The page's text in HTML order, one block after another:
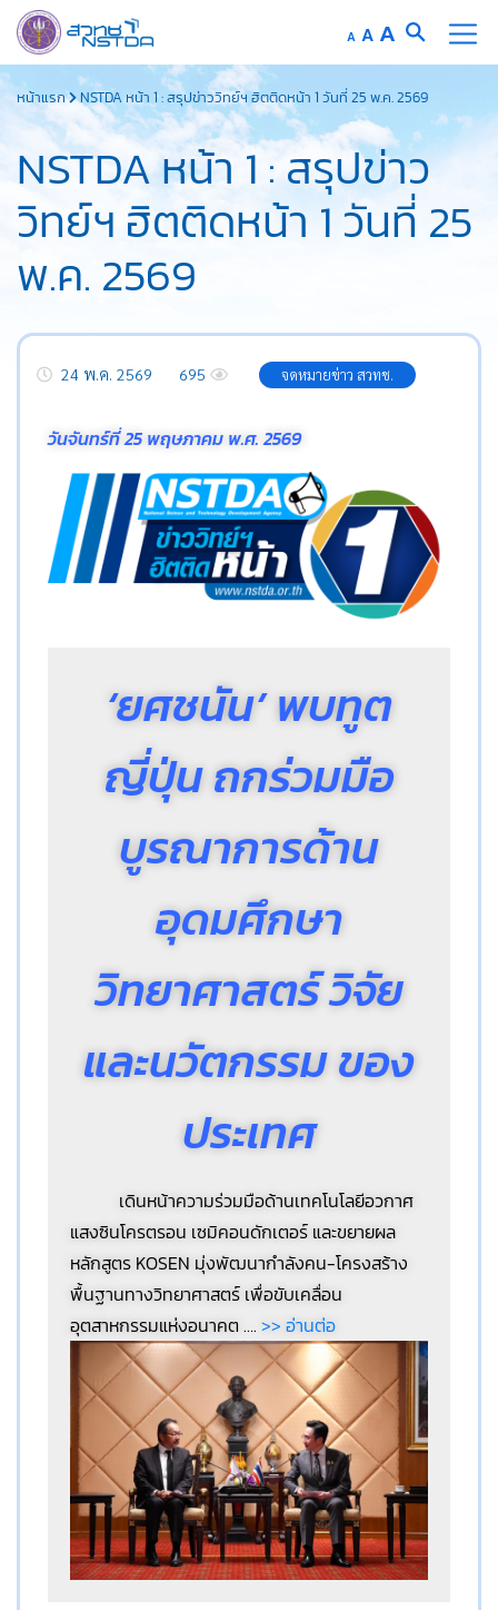
A A A
หน้าแรก NSTDA หน้า 1 : สรุปข่าววิทย์ฯ ฮิตติดหน้า 1 วันที่ 25 พ.ค. 2569
NSTDA หน้า 1 : สรุปข่าว
วิทย์ฯ ฮิตติดหน้า 1 วันที่ 25
พ.ค. 2569
24 พ.ค. 2569 695 จดหมายข่าว สวทช.
วันจันทร์ที่ 25 พฤษภาคม พ.ศ. 2569
‘ยศชนัน’ พบทูต
ญี่ปุ่น ถกร่วมมือ
บูรณาการด้าน
อุดมศึกษา
วิทยาศาสตร์ วิจัย
และนวัตกรรม ของ
ประเทศ
เดินหน้าความร่วมมือด้านเทคโนโลยีอวกาศ
แสงซินโครตรอน เซมิคอนดักเตอร์ และขยายผล
หลักสูตร KOSEN มุ่งพัฒนากำลังคน-โครงสร้าง
พื้นฐานทางวิทยาศาสตร์ เพื่อขับเคลื่อน
อุตสาหกรรมแห่งอนาคต…. >> อ่านต่อ